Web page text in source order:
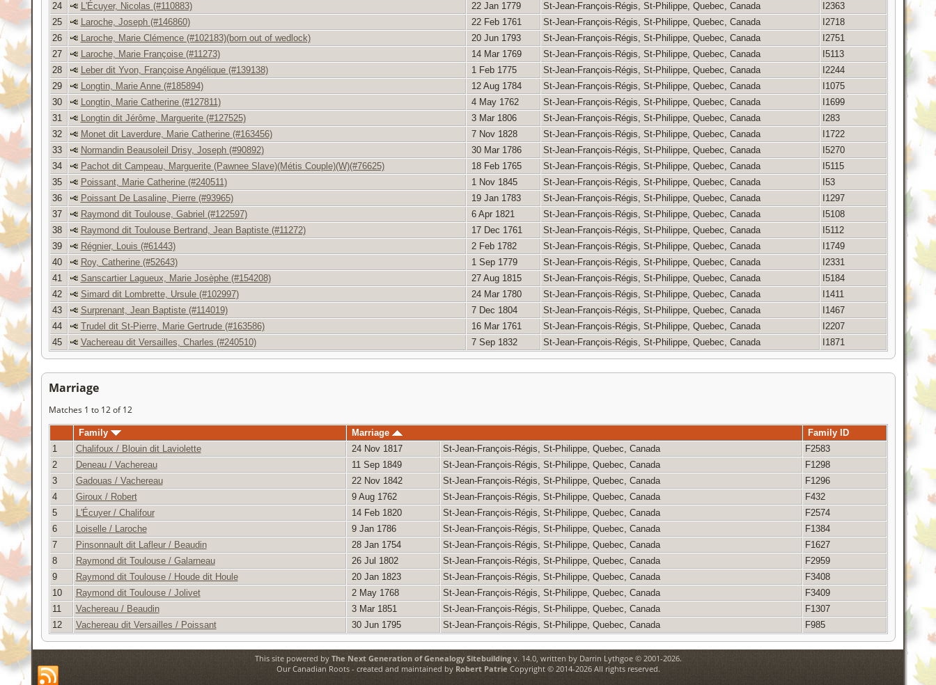
24
L'Écuyer, Nicolas (#110883) 22 Jan 1779 St-Jean-François-Régis, St-Philippe, Quebec, Canada
I2363
25
Laroche, Joseph (#146860) 22 Feb 1761 St-Jean-François-Régis, St-Philippe, Quebec, Canada
I2718
26
Laroche, Marie Clémence (#102183)(born out of wedlock) 20 Jun 1793 St-Jean-François-Régis, St-Philippe, Quebec, Canada
I2751
27
Laroche, Marie Françoise (#11273) 14 Mar 1769 St-Jean-François-Régis, St-Philippe, Quebec, Canada
I5113
28
Leber dit Yvon, Françoise Angélique (#139138) 1 Feb 1775 St-Jean-François-Régis, St-Philippe, Quebec, Canada
I2244
29
Longtin, Marie Anne (#185894) 12 Aug 1784 St-Jean-François-Régis, St-Philippe, Quebec, Canada
I1075
30
Longtin, Marie Catherine (#127811) 4 May 1762 St-Jean-François-Régis, St-Philippe, Quebec, Canada
I1699
31
Longtin dit Jérôme, Marguerite (#127525) 3 Mar 1806 St-Jean-François-Régis, St-Philippe, Quebec, Canada
I283
32
Monet dit Laverdure, Marie Catherine (#163456) 7 Nov 1828 St-Jean-François-Régis, St-Philippe, Quebec, Canada
I1722
33
Normandin Beausoleil Drisy, Joseph (#90892) 30 Mar 1786 St-Jean-François-Régis, St-Philippe, Quebec, Canada
I5270
34
Pachot dit Campeau, Marguerite (Pawnee Slave)(Métis Couple)(W)(#76625) 18 Feb 1765 St-Jean-François-Régis, St-Philippe, Quebec, Canada
I5115
35
Poissant, Marie Catherine (#240511) 1 Nov 1845 St-Jean-François-Régis, St-Philippe, Quebec, Canada
I53
36
Poissant De Lasaline, Pierre (#93965) 19 Jan 1783 St-Jean-François-Régis, St-Philippe, Quebec, Canada
I1297
37
Raymond dit Toulouse, Gabriel (#122597) 6 Apr 1821 St-Jean-François-Régis, St-Philippe, Quebec, Canada
I5108
38
Raymond dit Toulouse Bertrand, Jean Baptiste (#11272) 17 Dec 1761 St-Jean-François-Régis, St-Philippe, Quebec, Canada
I5112
39
Régnier, Louis (#61443) 2 Feb 1782 St-Jean-François-Régis, St-Philippe, Quebec, Canada
I1749
40
Roy, Catherine (#52643) 1 Sep 1779 St-Jean-François-Régis, St-Philippe, Quebec, Canada
I2331
41
Sanscartier Lagueux, Marie Josèphe (#154208) 27 Aug 1815 St-Jean-François-Régis, St-Philippe, Quebec, Canada
I5184
42
Simard dit Lombrette, Ursule (#102997) 24 Mar 1780 St-Jean-François-Régis, St-Philippe, Quebec, Canada
I1411
43
Surprenant, Jean Baptiste (#114019) 7 Dec 1804 St-Jean-François-Régis, St-Philippe, Quebec, Canada
I1467
44
Trudel dit St-Pierre, Marie Gertrude (#163586) 16 Mar 1761 St-Jean-François-Régis, St-Philippe, Quebec, Canada
I2207
45
Vachereau dit Versailles, Charles (#240510) 7 Sep 1832 St-Jean-François-Régis, St-Philippe, Quebec, Canada I1871
Marriage
Matches 1 to 12 of 12
Family Marriage
Family ID
1
Chalifoux / Blouin dit Laviolette 24 Nov 1817 St-Jean-François-Régis, St-Philippe, Quebec, Canada
F2583
2
Deneau / Vachereau 11 Sep 1849 St-Jean-François-Régis, St-Philippe, Quebec, Canada
F1298
3
Gadouas / Vachereau 22 Nov 1842 St-Jean-François-Régis, St-Philippe, Quebec, Canada
F1296
4
Giroux / Robert 9 Aug 1762 St-Jean-François-Régis, St-Philippe, Quebec, Canada
F432
5
L'Écuyer / Chalifour 14 Feb 1820 St-Jean-François-Régis, St-Philippe, Quebec, Canada
F2574
6
Loiselle / Laroche 9 Jan 1786 St-Jean-François-Régis, St-Philippe, Quebec, Canada
F1384
7
Pinsonnault dit Lafleur / Beaudin 28 Jan 1754 St-Jean-François-Régis, St-Philippe, Quebec, Canada
F1627
8
Raymond dit Toulouse / Galarneau 26 Jul 1802 St-Jean-François-Régis, St-Philippe, Quebec, Canada
F2959
9
Raymond dit Toulouse / Houde dit Houle 20 Jan 1823 St-Jean-François-Régis, St-Philippe, Quebec, Canada
F3408
10
Raymond dit Toulouse / Jolivet 2 May 1768 St-Jean-François-Régis, St-Philippe, Quebec, Canada
F3409
11
Vachereau / Beaudin 3 Mar 1851 St-Jean-François-Régis, St-Philippe, Quebec, Canada
F1307
12
Vachereau dit Versailles / Poissant 30 Jun 1795 St-Jean-François-Régis, St-Philippe, Quebec, Canada F985
This site powered byThe Next Generation of Genealogy Sitebuildingv. 14.0, written by Darrin Lythgoe © 2001-2026.
Our Canadian Roots - created and maintained byRobert Patrie Copyright © 2014-2026 All rights reserved.